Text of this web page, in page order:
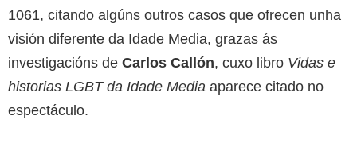
1061, citando algúns outros casos que ofrecen unha
visión diferente da Idade Media, grazas ás
investigacións de Carlos Callón, cuxo libro Vidas e
historias LGBT da Idade Media aparece citado no
espectáculo.